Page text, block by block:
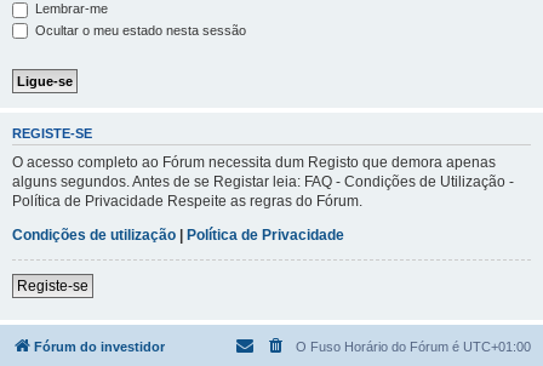
Lembrar-me
Ocultar o meu estado nesta sessão
REGISTE-SE
O acesso completo ao Fórum necessita dum Registo que demora apenas
alguns segundos. Antes de se Registar leia: FAQ - Condições de Utilização -
Política de Privacidade Respeite as regras do Fórum.
Condições de utilização | Política de Privacidade
Registe-se
Fórum do investidor O Fuso Horário do Fórum é UTC+01:00